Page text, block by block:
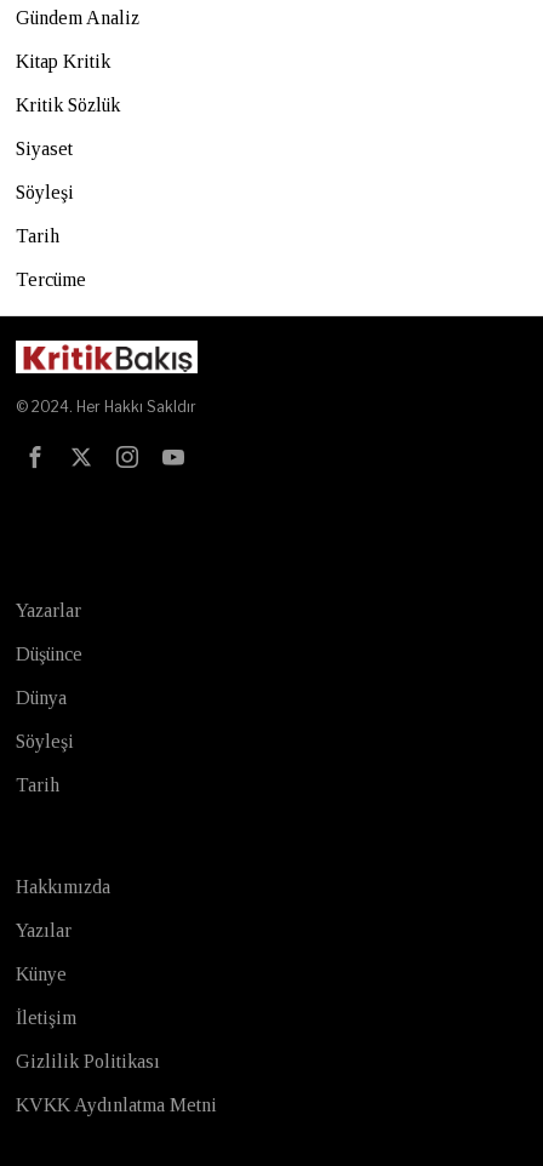
Gündem Analiz
Kitap Kritik
Kritik Sözlük
Siyaset
Söyleşi
Tarih
Tercüme
© 2024. Her Hakkı Sakldır
Yazarlar
Düşünce
Dünya
Söyleşi
Tarih
Hakkımızda
Yazılar
Künye
İletişim
Gizlilik Politikası
KVKK Aydınlatma Metni